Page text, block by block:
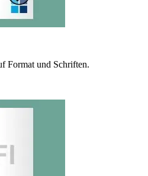
Format und Schriften.